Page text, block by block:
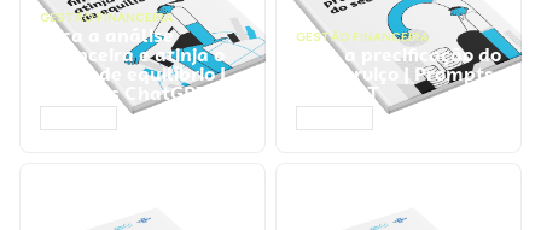
GESTÃO FINANCEIRA
Faça a análise
financeira e atinja o
ponto de equilíbrio |
Prompts ChatGPT
GESTÃO FINANCEIRA
Faça a precificação do
seu serviço | Prompts
ChatGPT